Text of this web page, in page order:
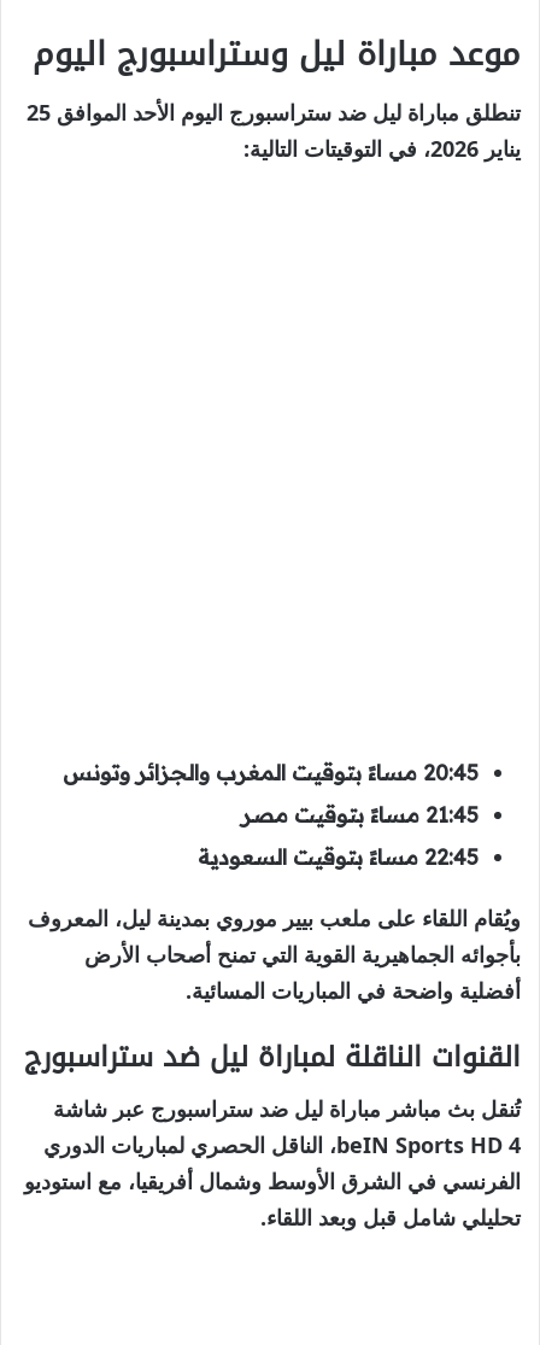
موعد مباراة ليل وستراسبورج اليوم
تنطلق مباراة ليل ضد ستراسبورج اليوم الأحد الموافق 25
يناير 2026، في التوقيتات التالية:
20:45 مساءً بتوقيت المغرب والجزائر وتونس
21:45 مساءً بتوقيت مصر
22:45 مساءً بتوقيت السعودية
ويُقام اللقاء على ملعب بيير موروي بمدينة ليل، المعروف
بأجوائه الجماهيرية القوية التي تمنح أصحاب الأرض
أفضلية واضحة في المباريات المسائية.
القنوات الناقلة لمباراة ليل ضد ستراسبورج
تُنقل بث مباشر مباراة ليل ضد ستراسبورج عبر شاشة
beIN Sports HD 4، الناقل الحصري لمباريات الدوري
الفرنسي في الشرق الأوسط وشمال أفريقيا، مع استوديو
تحليلي شامل قبل وبعد اللقاء.